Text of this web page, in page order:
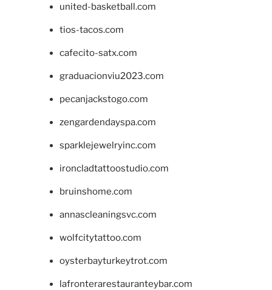
united-basketball.com
tios-tacos.com
cafecito-satx.com
graduacionviu2023.com
pecanjackstogo.com
zengardendayspa.com
sparklejewelryinc.com
ironcladtattoostudio.com
bruinshome.com
annascleaningsvc.com
wolfcitytattoo.com
oysterbayturkeytrot.com
lafronterarestauranteybar.com